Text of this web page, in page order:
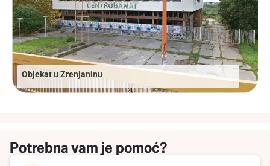
Objekat u Zrenjaninu
Potrebna vam je pomoć?